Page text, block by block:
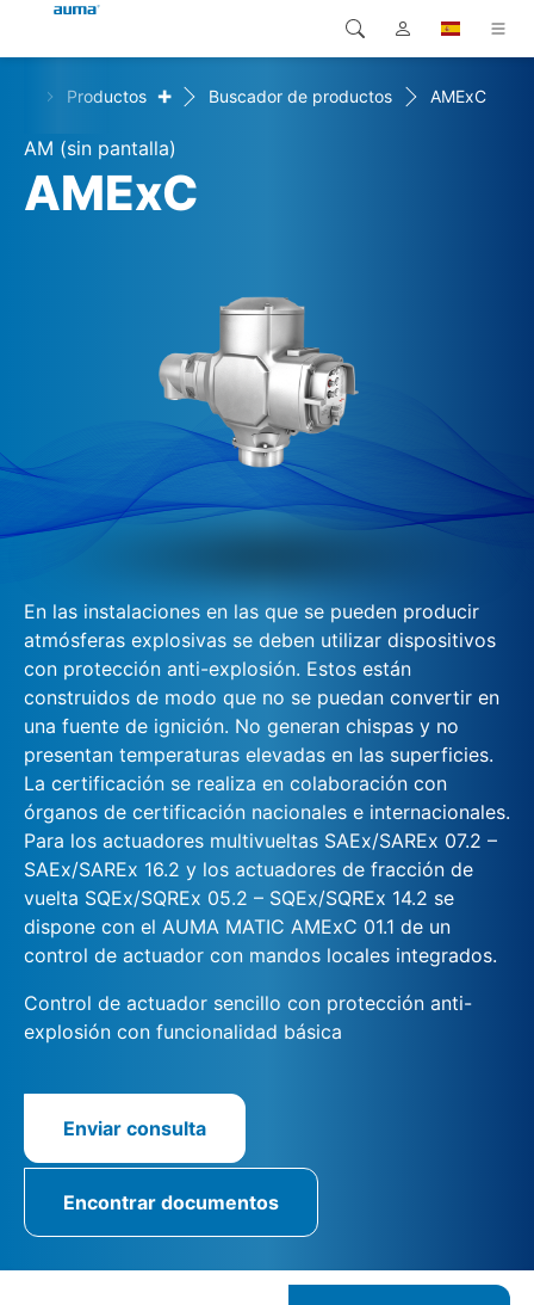
Productos
Soluciones
Global
Europa
Norteamérica
Búsqueda
Productos + Buscador de productos AMExC
AM (sin pantalla)
AMExC
En las instalaciones en las que se pueden producir
atmósferas explosivas se deben utilizar dispositivos
con protección anti-explosión. Estos están
construidos de modo que no se puedan convertir en
una fuente de ignición. No generan chispas y no
presentan temperaturas elevadas en las superficies.
La certificación se realiza en colaboración con
órganos de certificación nacionales e internacionales.
Para los actuadores multivueltas SAEx/SAREx 07.2 –
SAEx/SAREx 16.2 y los actuadores de fracción de
vuelta SQEx/SQREx 05.2 – SQEx/SQREx 14.2 se
dispone con el AUMA MATIC AMExC 01.1 de un
control de actuador con mandos locales integrados.
Control de actuador sencillo con protección anti-
explosión con funcionalidad básica
Enviar consulta
Encontrar documentos